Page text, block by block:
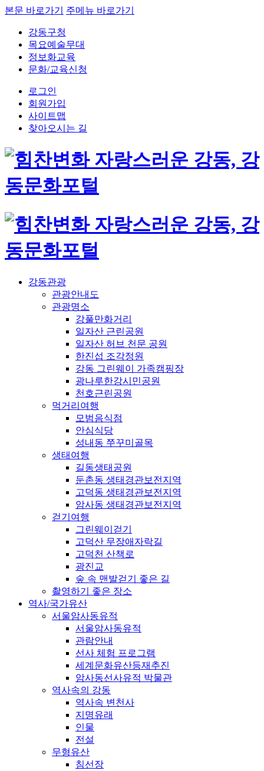
본문 바로가기 주메뉴 바로가기
강동구청
목요예술무대
정보화교육
문화/교육신청
로그인
회원가입
사이트맵
찾아오시는 길
강동관광
관광안내도
관광명소
강풀만화거리
일자산 근린공원
일자산 허브 천문 공원
한진섭 조각정원
강동 그린웨이 가족캠핑장
광나루한강시민공원
천호근린공원
먹거리여행
모범음식점
안심식당
성내동 쭈꾸미골목
생태여행
길동생태공원
둔촌동 생태경관보전지역
고덕동 생태경관보전지역
암사동 생태경관보전지역
걷기여행
그린웨이걷기
고덕산 무장애자락길
고덕천 산책로
광진교
숲 속 맨발걷기 좋은 길
촬영하기 좋은 장소
역사/국가유산
서울암사동유적
서울암사동유적
관람안내
선사 체험 프로그램
세계문화유산등재추진
암사동선사유적 박물관
역사속의 강동
역사속 변천사
지명유래
인물
전설
무형유산
침선장